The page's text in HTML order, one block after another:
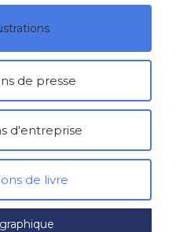
de presse
d'entreprise
de livre